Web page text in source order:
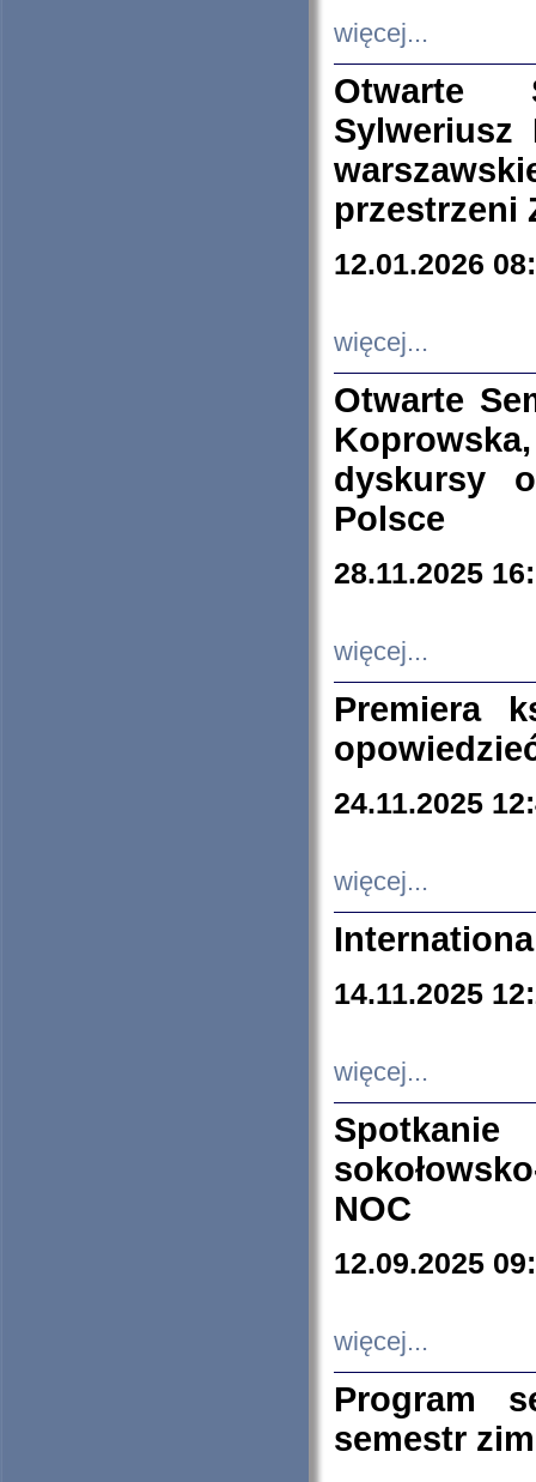
więcej...
Otwarte
Sylweriusz
przestrzeni
12.01.2026
więcej...
Otwarte
dyskursy
Polsce
28.11.2025
więcej...
Premiera
24.11.2025
więcej...
14.11.2025
więcej...
NOC
12.09.2025
więcej...
Program
semestr